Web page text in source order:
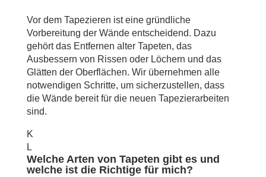
Vor dem Tapezieren ist eine gründliche
Vorbereitung der Wände entscheidend. Dazu
gehört das Entfernen alter Tapeten, das
Ausbessern von Rissen oder Löchern und das
Glätten der Oberflächen. Wir übernehmen alle
notwendigen Schritte, um sicherzustellen, dass
die Wände bereit für die neuen Tapezierarbeiten
sind.
K
L
Welche Arten von Tapeten gibt es und
welche ist die Richtige für mich?